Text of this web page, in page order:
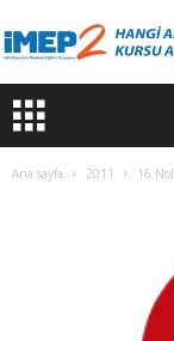
Ana sayfa 2011 16